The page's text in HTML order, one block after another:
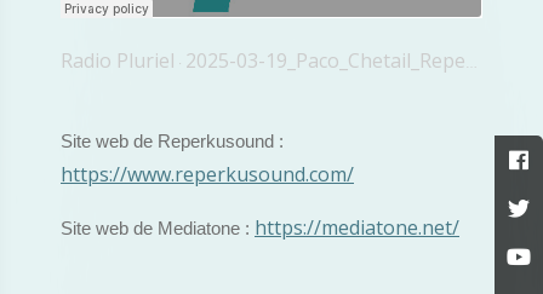
Radio Pluriel · 2025-03-19_Paco_Chetail_Reperkusound
Site web de Reperkusound :
https://www.reperkusound.com/
Site web de Mediatone : https://mediatone.net/